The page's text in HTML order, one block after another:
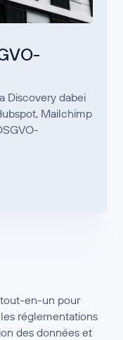
Discovery dabei
Mailchimp
en-un pour
réglementations
des données et